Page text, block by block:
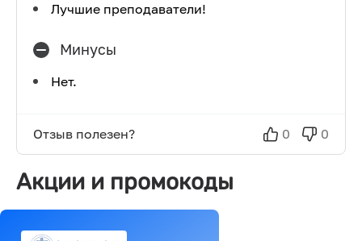
Лучшие преподаватели!
Минусы
Нет.
Отзыв полезен? 0 0
Акции и промокоды